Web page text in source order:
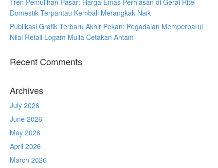
Tren Pemulihan Pasar: Harga Emas Perhiasan di Gerai Ritel
Domestik Terpantau Kembali Merangkak Naik
Publikasi Grafik Terbaru Akhir Pekan: Pegadaian Memperbarui
Nilai Retail Logam Mulia Cetakan Antam
Recent Comments
Archives
July 2026
June 2026
May 2026
April 2026
March 2026